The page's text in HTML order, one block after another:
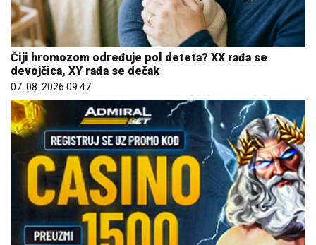
Čiji hromozom određuje pol deteta? XX rađa se
devojčica, XY rađa se dečak
07. 08. 2026 09:47